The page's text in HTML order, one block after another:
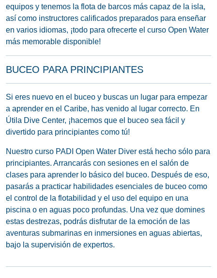
equipos y tenemos la flota de barcos más capaz de la isla,
así como instructores calificados preparados para enseñar
en varios idiomas, ¡todo para ofrecerte el curso Open Water
más memorable disponible!
BUCEO PARA PRINCIPIANTES
Si eres nuevo en el buceo y buscas un lugar para empezar
a aprender en el Caribe, has venido al lugar correcto. En
Útila Dive Center, ¡hacemos que el buceo sea fácil y
divertido para principiantes como tú!
Nuestro curso PADI Open Water Diver está hecho sólo para
principiantes. Arrancarás con sesiones en el salón de
clases para aprender lo básico del buceo. Después de eso,
pasarás a practicar habilidades esenciales de buceo como
el control de la flotabilidad y el uso del equipo en una
piscina o en aguas poco profundas. Una vez que domines
estas destrezas, podrás disfrutar de la emoción de las
aventuras submarinas en inmersiones en aguas abiertas,
bajo la supervisión de expertos.